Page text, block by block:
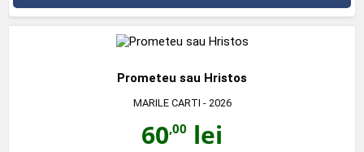
Prometeu sau Hristos
MARILE CARTI - 2026
60,00 lei